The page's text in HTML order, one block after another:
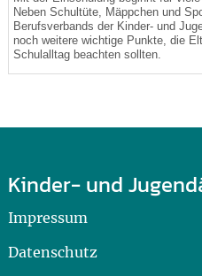
Neben Schultüte, Mäppchen und
Berufsverbands der Kinder- und
noch weitere wichtige Punkte, die
Schulalltag beachten sollten.
Kinder- und
Impressum
Datenschutz